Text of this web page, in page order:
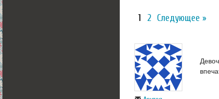
1 2 Следующее »